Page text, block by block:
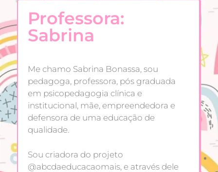
Professora:
Sabrina
Me chamo Sabrina Bonassa, sou
pedagoga, professora, pós graduada
em psicopedagogia clínica e
institucional, mãe, empreendedora e
defensora de uma educação de
qualidade.
Sou criadora do projeto
@abcdaeducacaomais, e através dele